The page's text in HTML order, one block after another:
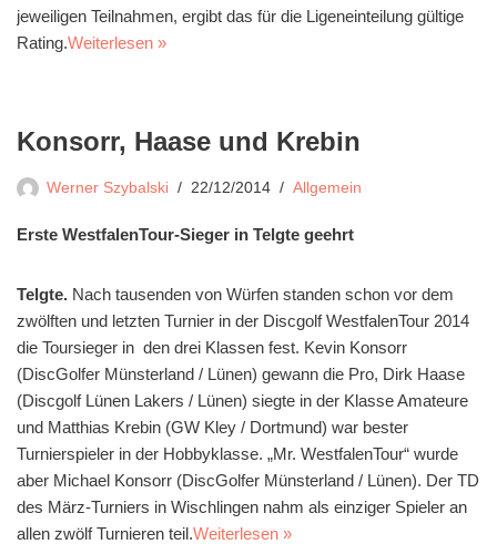
jeweiligen Teilnahmen, ergibt das für die Ligeneinteilung gültige
Rating.Weiterlesen »
Konsorr, Haase und Krebin
Werner Szybalski 22/12/2014 Allgemein
Erste WestfalenTour-Sieger in Telgte geehrt
Telgte. Nach tausenden von Würfen standen schon vor dem
zwölften und letzten Turnier in der Discgolf WestfalenTour 2014
die Toursieger in den drei Klassen fest. Kevin Konsorr
(DiscGolfer Münsterland / Lünen) gewann die Pro, Dirk Haase
(Discgolf Lünen Lakers / Lünen) siegte in der Klasse Amateure
und Matthias Krebin (GW Kley / Dortmund) war bester
Turnierspieler in der Hobbyklasse. „Mr. WestfalenTour“ wurde
aber Michael Konsorr (DiscGolfer Münsterland / Lünen). Der TD
des März-Turniers in Wischlingen nahm als einziger Spieler an
allen zwölf Turnieren teil.Weiterlesen »